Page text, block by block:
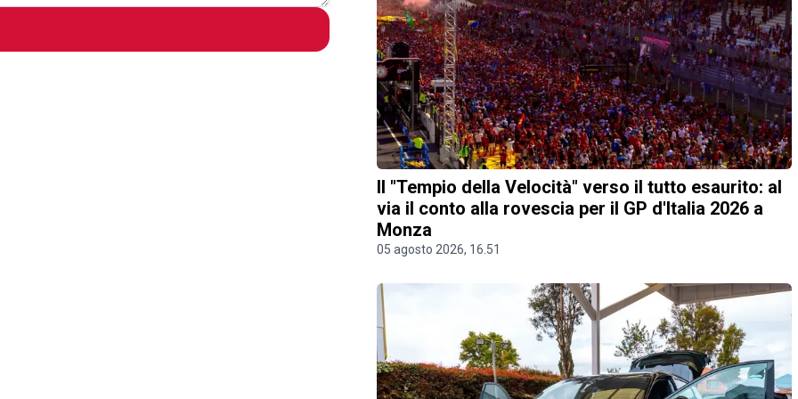
Il "Tempio della Velocità" verso il tutto esaurito: al
via il conto alla rovescia per il GP d'Italia 2026 a
Monza
05 agosto 2026, 16.51